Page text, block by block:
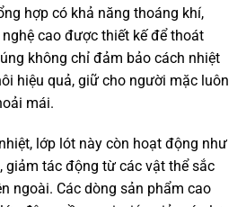
hợp có khả năng thoáng khí,
cao được thiết kế để thoát
không chỉ đảm bảo cách nhiệt
hiệu quả, giữ cho người mặc luôn
mái.
lớp lót này còn hoạt động như
giảm tác động từ các vật thể sắc
ngoài. Các dòng sản phẩm cao